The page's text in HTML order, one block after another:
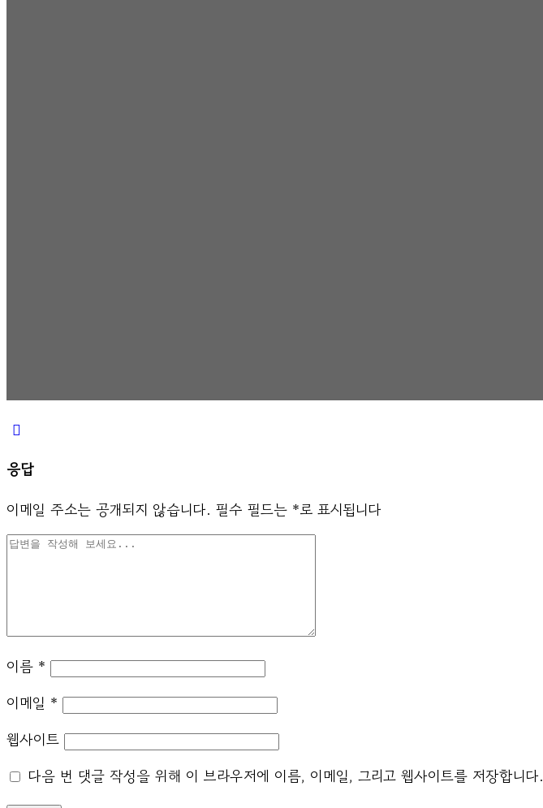
응답
이메일 주소는 공개되지 않습니다. 필수 필드는 *로 표시됩니다
이름 *
이메일 *
웹사이트
다음 번 댓글 작성을 위해 이 브라우저에 이름, 이메일, 그리고 웹사이트를 저장합니다.